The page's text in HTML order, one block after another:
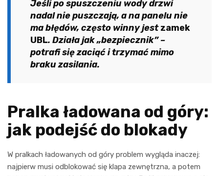
Jeśli po spuszczeniu wody drzwi
nadal nie puszczają, a na panelu nie
ma błędów, często winny jestzamek
UBL. Działa jak „bezpiecznik” –
potrafi się zaciąć i trzymać mimo
braku zasilania.
Pralka ładowana od góry:
jak podejść do blokady
W pralkach ładowanych od góry problem wygląda inaczej:
najpierw musi odblokować się klapa zewnętrzna, a potem